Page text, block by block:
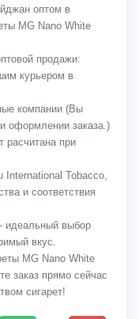
оптом в
MG Nano White
продажи:
курьером в
компании (Вы
оформлении заказа.)
расчитана при
International Tobacco,
и соответствия
идеальный выбор
вкус.
MG Nano White
заказ прямо сейчас
сигарет!